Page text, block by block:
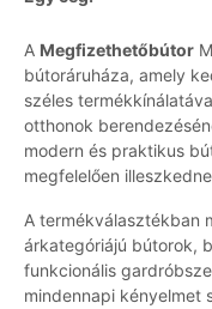
A Megfizethetőbútor
bútoráruháza, amely
széles
otthonok
modern és praktikus
megfelelően
A termékválasztékban
árkategóriájú bútorok,
funkcionális
mindennapi kényelmet